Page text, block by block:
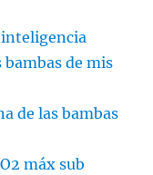
inteligencia
bambas de mis
de las bambas
máx sub